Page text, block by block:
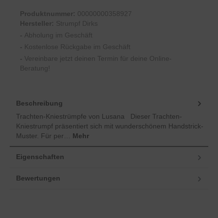
Produktnummer: 00000000358927
Hersteller: Strumpf Dirks
- Abholung im Geschäft
- Kostenlose Rückgabe im Geschäft
- Vereinbare jetzt deinen Termin für deine Online-
Beratung!
Beschreibung
Trachten-Kniestrümpfe von Lusana Dieser Trachten-
Kniestrumpf präsentiert sich mit wunderschönem Handstrick-
Muster. Für per… Mehr
Eigenschaften
Bewertungen